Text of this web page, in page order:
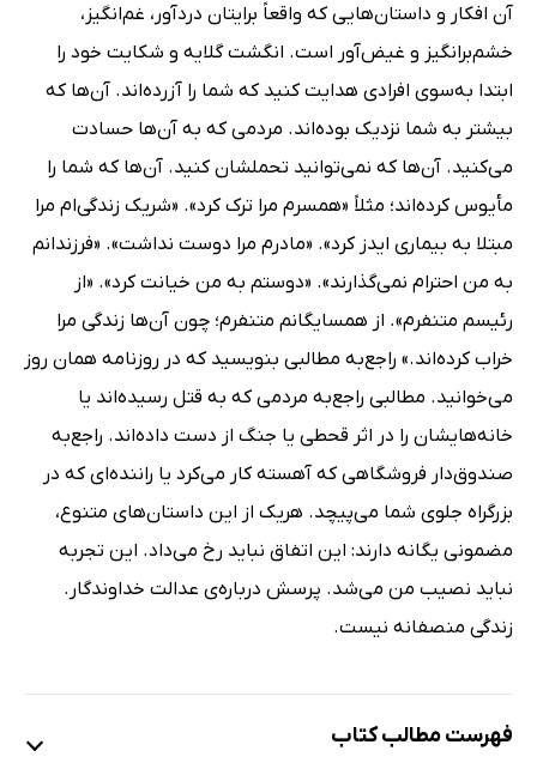
آن افکار و داستان‌هایی که واقعاً برایتان دردآور، غم‌انگیز،
خشم‌برانگیز و غیض‌آور است. انگشت گلایه و شکایت خود را
ابتدا به‌سوی افرادی هدایت کنید که شما را آزرده‌اند. آن‌ها که
بیشتر به شما نزدیک بوده‌اند. مردمی که به آن‌ها حسادت
می‌کنید. آن‌ها که نمی‌توانید تحملشان کنید. آن‌ها که شما را
مأیوس کرده‌اند؛ مثلاً «همسرم مرا ترک کرد». «شریک زندگی‌ام مرا
مبتلا به بیماری ایدز کرد». «مادرم مرا دوست نداشت». «فرزندانم
به من احترام نمی‌گذارند». «دوستم به من خیانت کرد». «از
رئیسم متنفرم». از همسایگانم متنفرم؛ چون آن‌ها زندگی مرا
خراب کرده‌اند.» راجع‌به مطالبی بنویسید که در روزنامه همان روز
می‌خوانید. مطالبی راجع‌به مردمی که به قتل رسیده‌اند یا
خانه‌هایشان را در اثر قحطی یا جنگ از دست داده‌اند. راجع‌به
صندوق‌دار فروشگاهی که آهسته کار می‌کرد یا راننده‌ای که در
بزرگراه جلوی شما می‌پیچد. هریک از این داستان‌های متنوع،
مضمونی یگانه دارند: این اتفاق نباید رخ می‌داد. این تجربه
نباید نصیب من می‌شد. پرسش درباره‌ی عدالت خداوندگار.
زندگی منصفانه نیست.
فهرست مطالب کتاب